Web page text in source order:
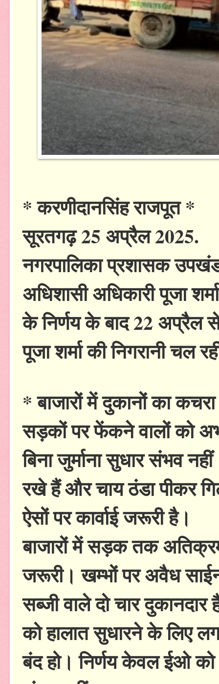
* करणीदानसिंह राजपूत *
सूरतगढ़ 25 अप्रैल 2025.
नगरपालिका प्रशासक
अधिशासी अधिकारी पूजा
के निर्णय के बाद 22 अप्रैल
पूजा शर्मा की निगरानी चल
* बाजारों में दुकानों का
सड़कों पर फेंकने वालों को
बिना जुर्माना सुधार संभव
रखे हैं और चाय ठंडा पीकर
ऐसों पर कार्वाई जरूरी है।
बाजारों में सड़क तक
जरूरी। खम्भों पर अवैध
सब्जी वाले दो चार
को हालात सुधारने के लिए
बंद हो। निर्णय केवल ईओ